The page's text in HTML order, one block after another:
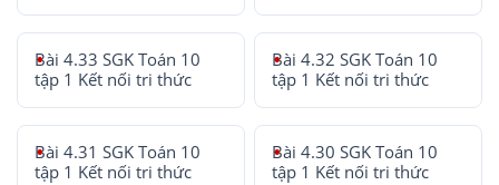
Bài 4.33 SGK Toán 10
tập 1 Kết nối tri thức
Bài 4.32 SGK Toán 10
tập 1 Kết nối tri thức
Bài 4.31 SGK Toán 10
tập 1 Kết nối tri thức
Bài 4.30 SGK Toán 10
tập 1 Kết nối tri thức